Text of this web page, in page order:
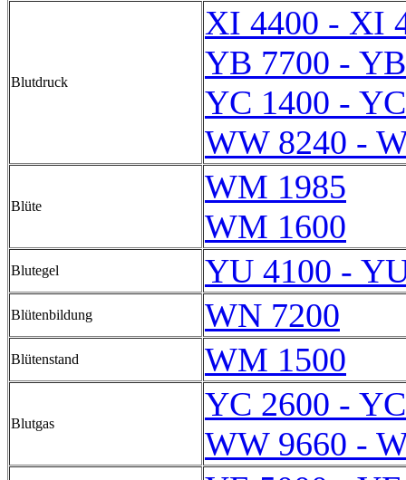
Blutdruck
XI 4400 - XI
YB 7700 -
YC 1400 -
WW 8240 -
Blüte
WM 1985
WM 1600
Blutegel YU 4100 -
Blütenbildung WN 7200
Blütenstand WM 1500
Blutgas
YC 2600 -
WW 9660 -